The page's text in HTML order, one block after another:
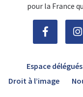
pour la France
Espace délégués
Droit à l’image